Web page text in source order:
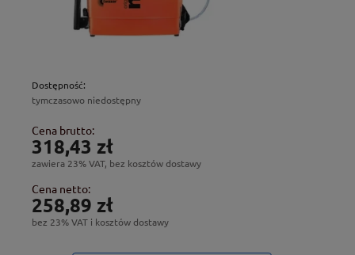
Dostępność:
tymczasowo niedostępny
Cena brutto:
318,43 zł
zawiera 23% VAT, bez kosztów dostawy
Cena netto:
258,89 zł
bez 23% VAT i kosztów dostawy